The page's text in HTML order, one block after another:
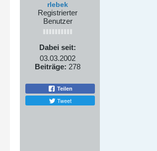
rlebek
Registrierter
Benutzer
Dabei seit:
03.03.2002
Beiträge: 278
Teilen
Tweet